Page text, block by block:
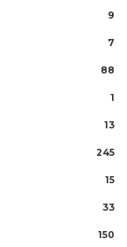
9
7
88
1
13
245
15
33
150